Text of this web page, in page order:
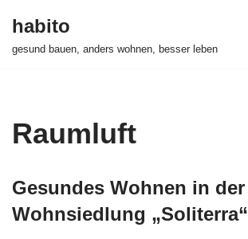
habito
gesund bauen, anders wohnen, besser leben
Raumluft
Gesundes Wohnen in der
Wohnsiedlung „Soliterra“